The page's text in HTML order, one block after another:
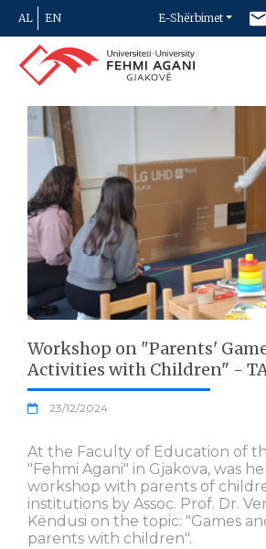
AL EN E-Shërbimet
Newsletter
Workshop on "Parents'
Activities with Children" -
23/12/2024
At the Faculty of Education of
"Fehmi Agani" in Gjakova, was
workshop with parents of
institutions by Assoc. Prof. Dr.
Këndusi on the topic: "Games
parents with children".